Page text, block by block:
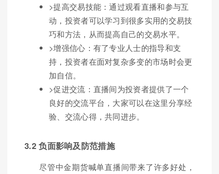
>提高交易技能：通过观看直播和参与互
动，投资者可以学习到很多实用的交易技
巧和方法，从而提高自己的交易水平。
>增强信心：有了专业人士的指导和支
持，投资者在面对复杂多变的市场时会更
加自信。
>促进交流：直播间为投资者提供了一个
良好的交流平台，大家可以在这里分享经
验、交流心得，共同进步。
3.2 负面影响及防范措施
尽管中金期货喊单直播间带来了许多好处，